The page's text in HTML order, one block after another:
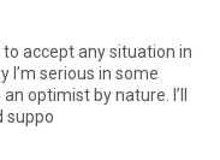
accept any situation in
I’m serious in some
optimist by nature. I’ll
suppo